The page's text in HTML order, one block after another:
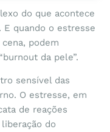
do que acontece
quando o estresse
podem
da pele”.
sensível das
O estresse, em
de reações
do